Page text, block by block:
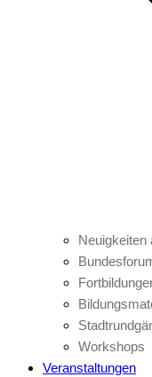
Neuigkeiten
Workshops
Veranstaltungen